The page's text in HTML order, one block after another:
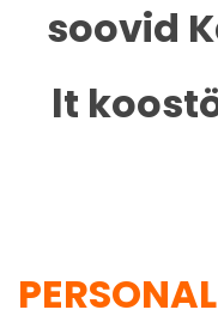
soovid
lt